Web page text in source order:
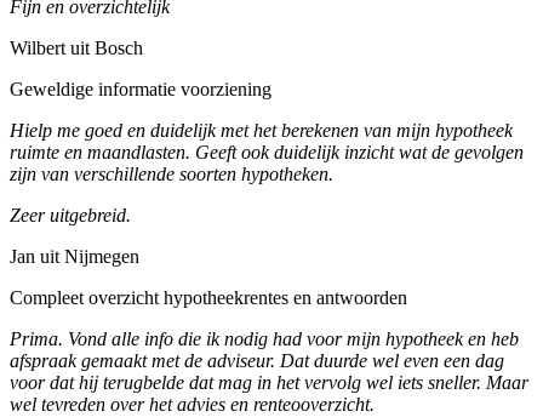
Fijn en overzichtelijk
Wilbert uit Bosch
Geweldige informatie voorziening
Hielp me goed en duidelijk met het berekenen van mijn hypotheek
ruimte en maandlasten. Geeft ook duidelijk inzicht wat de gevolgen
zijn van verschillende soorten hypotheken.
Zeer uitgebreid.
Jan uit Nijmegen
Compleet overzicht hypotheekrentes en antwoorden
Prima. Vond alle info die ik nodig had voor mijn hypotheek en heb
afspraak gemaakt met de adviseur. Dat duurde wel even een dag
voor dat hij terugbelde dat mag in het vervolg wel iets sneller. Maar
wel tevreden over het advies en renteooverzicht.